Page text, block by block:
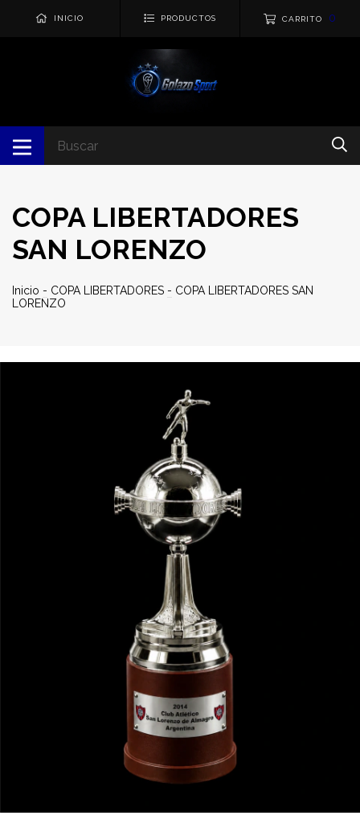
INICIO PRODUCTOS CARRITO 0
COPA LIBERTADORES
SAN LORENZO
Inicio - COPA LIBERTADORES - COPA LIBERTADORES SAN
LORENZO